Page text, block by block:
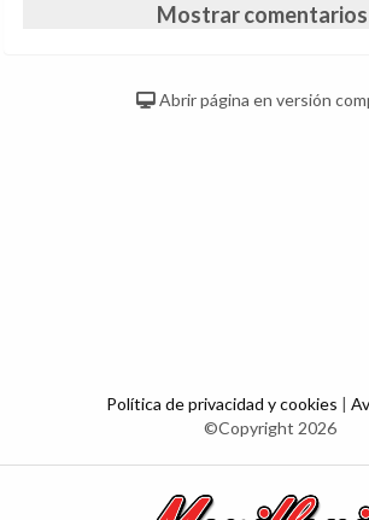
Mostrar comentarios
Abrir página en versión
Política de privacidad y cookies |
©Copyright 2026